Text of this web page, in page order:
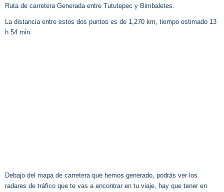
Ruta de carretera Generada entre Tututepec y Bimbaletes.
La distancia entre estos dos puntos es de 1,270 km, tiempo estimado 13
h 54 min.
Debajo del mapa de carretera que hemos generado, podrás ver los
radares de tráfico que te vas a encontrar en tu viaje, hay que tener en